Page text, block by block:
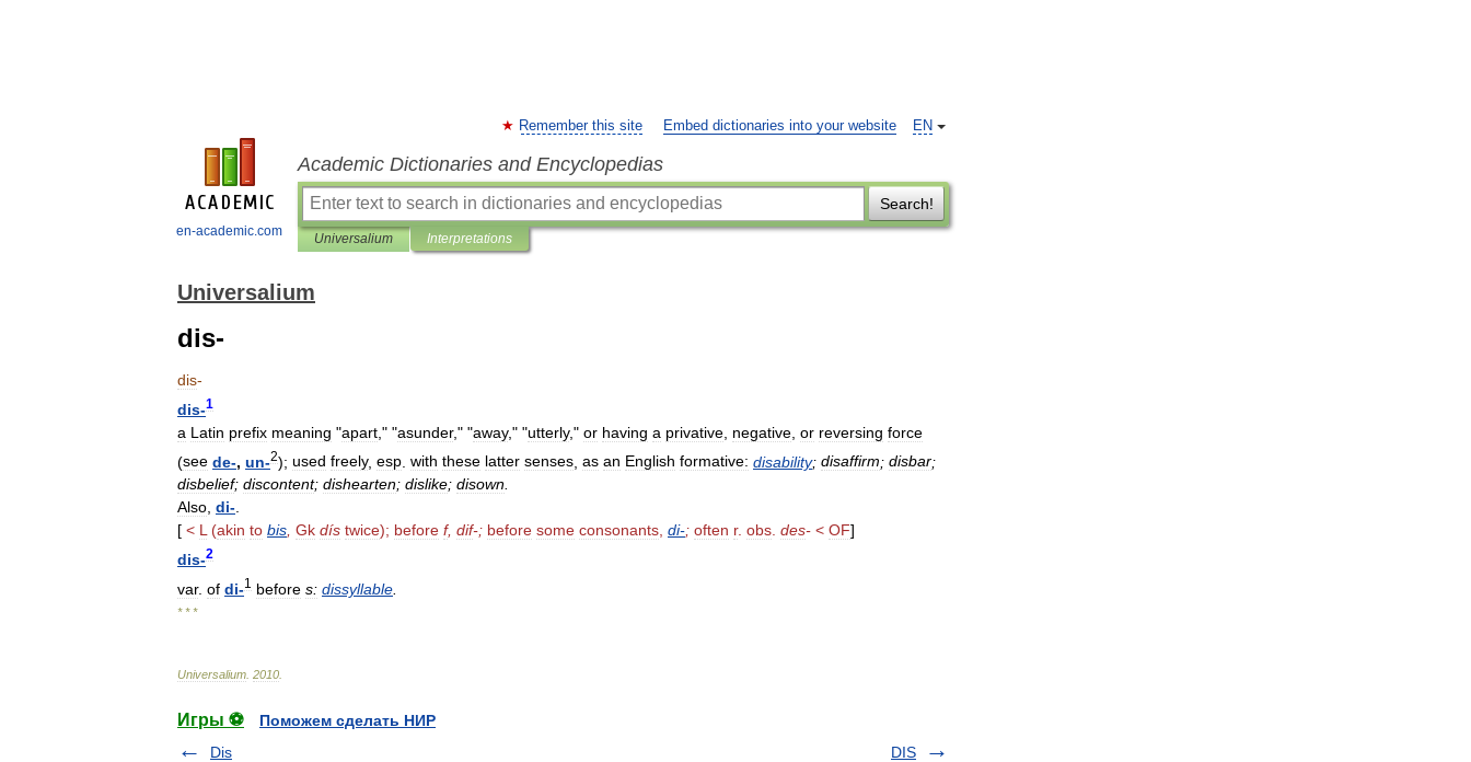
en-academic.com
EN
Remember this site Embed dictionaries into your website
Academic Dictionaries and Encyclopedias
Search!
Universalium Interpretations
Universalium
dis-
dis-
dis-1
a Latin prefix meaning "apart ," "asunder," "away," "utterly," or having a privative negative or reversing force
(see de-, un-2); used freely, esp with these latter senses as an English formative: disability; disaffirm; disbar;
disbelief; discontent; dishearten; dislike; disown.
Also, di-.
[ < L(akin to bis, Gk dís twice); before f, dif-; before some consonants, di-; often r. obs. des- < OF]
dis-2
var. of di-1 before s: dissyllable
* * *
Universalium 2010
Игры ⚽
Поможем сделать НИР
Dis
DIS